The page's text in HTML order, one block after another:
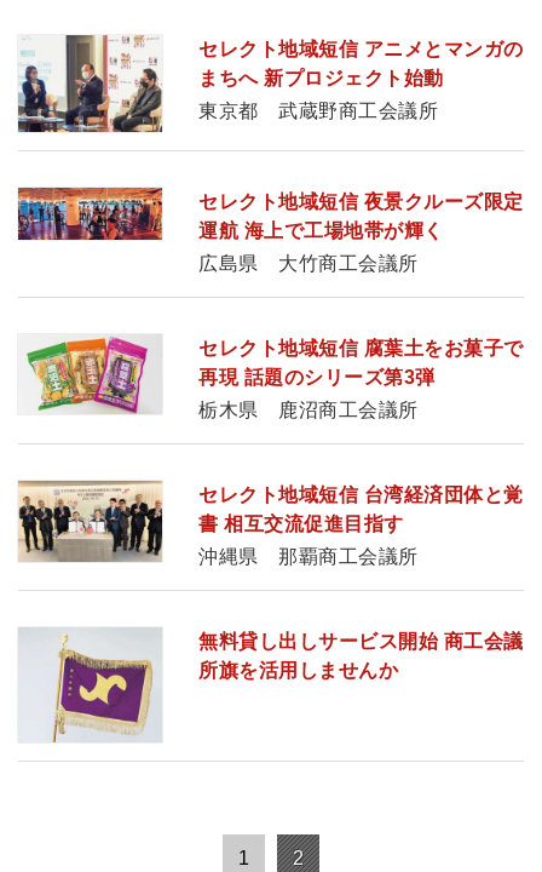
セレクト地域短信 アニメとマンガの
まちへ 新プロジェクト始動
東京都 武蔵野商工会議所
セレクト地域短信 夜景クルーズ限定
運航 海上で工場地帯が輝く
広島県 大竹商工会議所
セレクト地域短信 腐葉土をお菓子で
再現 話題のシリーズ第3弾
栃木県 鹿沼商工会議所
セレクト地域短信 台湾経済団体と覚
書 相互交流促進目指す
沖縄県 那覇商工会議所
無料貸し出しサービス開始 商工会議
所旗を活用しませんか
1 2